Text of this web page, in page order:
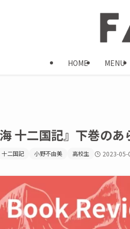
HOME MENU
海 十二国記』下巻の
十二国記 小野不由美 高校生 2023-05-